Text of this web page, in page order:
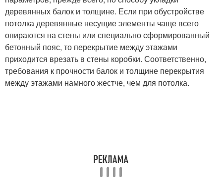
Перекрытия в доме
Железобетонные
перекрытия
Перекрытия на
Двутавровые балки
деревянных балок и толщине. Если при обустройстве
потолка деревянные несущие элементы чаще всего
опираются на стены или специально сформированный
бетонный пояс, то перекрытие между этажами
приходится врезать в стены коробки. Соответственно,
требования к прочности балок и толщине перекрытия
между этажами намного жестче, чем для потолка.